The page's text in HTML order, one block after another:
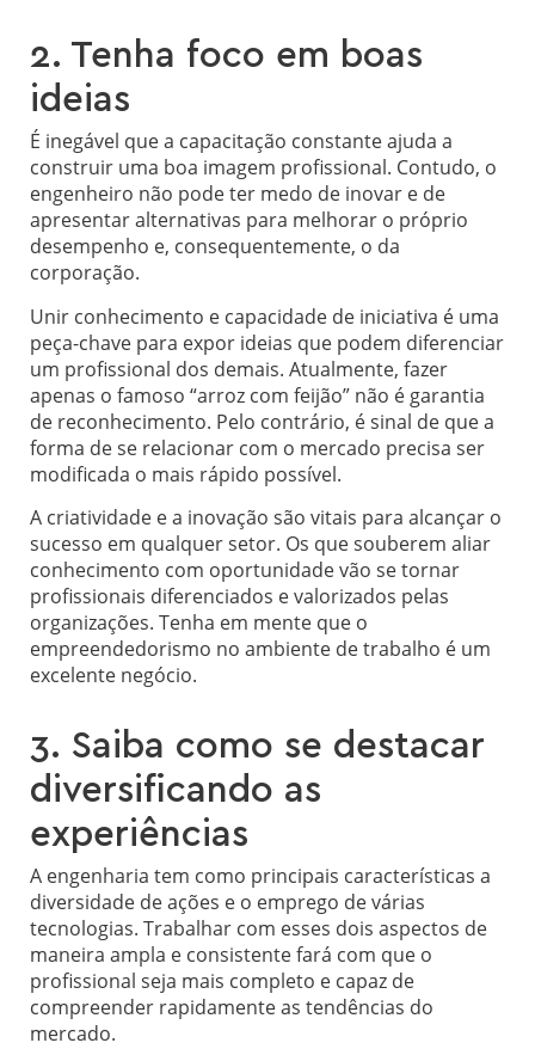
2. Tenha foco em boas
ideias
É inegável que a capacitação constante ajuda a
construir uma boa imagem profissional. Contudo, o
engenheiro não pode ter medo de inovar e de
apresentar alternativas para melhorar o próprio
desempenho e, consequentemente, o da
corporação.
Unir conhecimento e capacidade de iniciativa é uma
peça-chave para expor ideias que podem diferenciar
um profissional dos demais. Atualmente, fazer
apenas o famoso “arroz com feijão” não é garantia
de reconhecimento. Pelo contrário, é sinal de que a
forma de se relacionar com o mercado precisa ser
modificada o mais rápido possível.
A criatividade e a inovação são vitais para alcançar o
sucesso em qualquer setor. Os que souberem aliar
conhecimento com oportunidade vão se tornar
profissionais diferenciados e valorizados pelas
organizações. Tenha em mente que o
empreendedorismo no ambiente de trabalho é um
excelente negócio.
3. Saiba como se destacar
diversificando as
experiências
A engenharia tem como principais características a
diversidade de ações e o emprego de várias
tecnologias. Trabalhar com esses dois aspectos de
maneira ampla e consistente fará com que o
profissional seja mais completo e capaz de
compreender rapidamente as tendências do
mercado.